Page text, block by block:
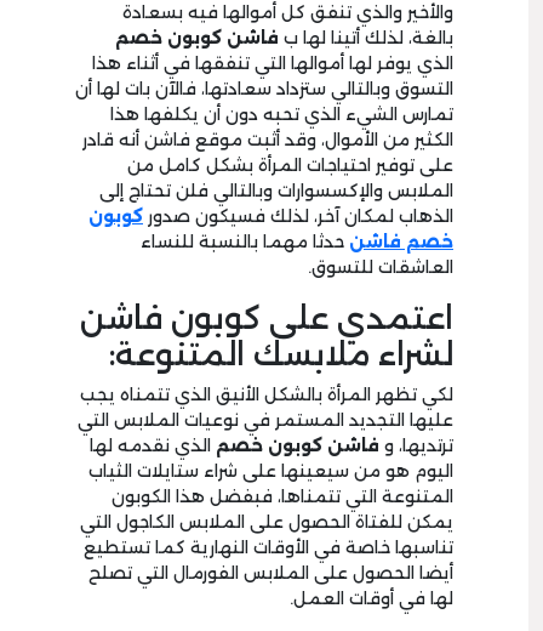
والأخير والذي تنفق كل أموالها فيه بسعادة
بالغة، لذلك أتينا لها ب فاشن كوبون خصم
الذي يوفر لها أموالها التي تنفقها في أثناء هذا
التسوق وبالتالي ستزداد سعادتها، فالآن بات لها أن
تمارس الشيء الذي تحبه دون أن يكلفها هذا
الكثير من الأموال، وقد أثبت موقع فاشن أنه قادر
على توفير احتياجات المرأة بشكل كامل من
الملابس والإكسسوارات وبالتالي فلن تحتاج إلى
الذهاب لمكان آخر، لذلك فسيكون صدور كوبون
خصم فاشن حدثا مهما بالنسبة للنساء
العاشقات للتسوق.
اعتمدي على كوبون فاشن
لشراء ملابسك المتنوعة:
لكي تظهر المرأة بالشكل الأنيق الذي تتمناه يجب
عليها التجديد المستمر في نوعيات الملابس التي
ترتديها، و فاشن كوبون خصم الذي نقدمه لها
اليوم هو من سيعينها على شراء ستايلات الثياب
المتنوعة التي تتمناها، فبفضل هذا الكوبون
يمكن للفتاة الحصول على الملابس الكاجول التي
تناسبها خاصة في الأوقات النهارية كما تستطيع
أيضا الحصول على الملابس الفورمال التي تصلح
لها في أوقات العمل.